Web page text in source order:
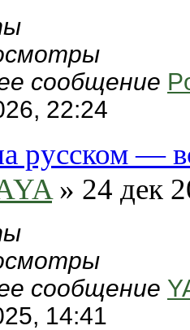
сообщение
22:24
русском —
» 24 дек
сообщение
14:41